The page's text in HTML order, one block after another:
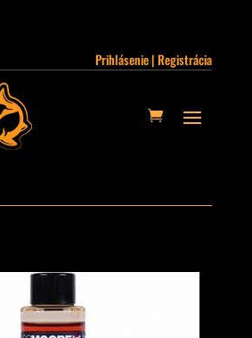
Prihlásenie | Registrácia